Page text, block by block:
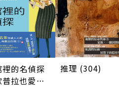
裡的名偵探
普拉也愛！
推理 (304)